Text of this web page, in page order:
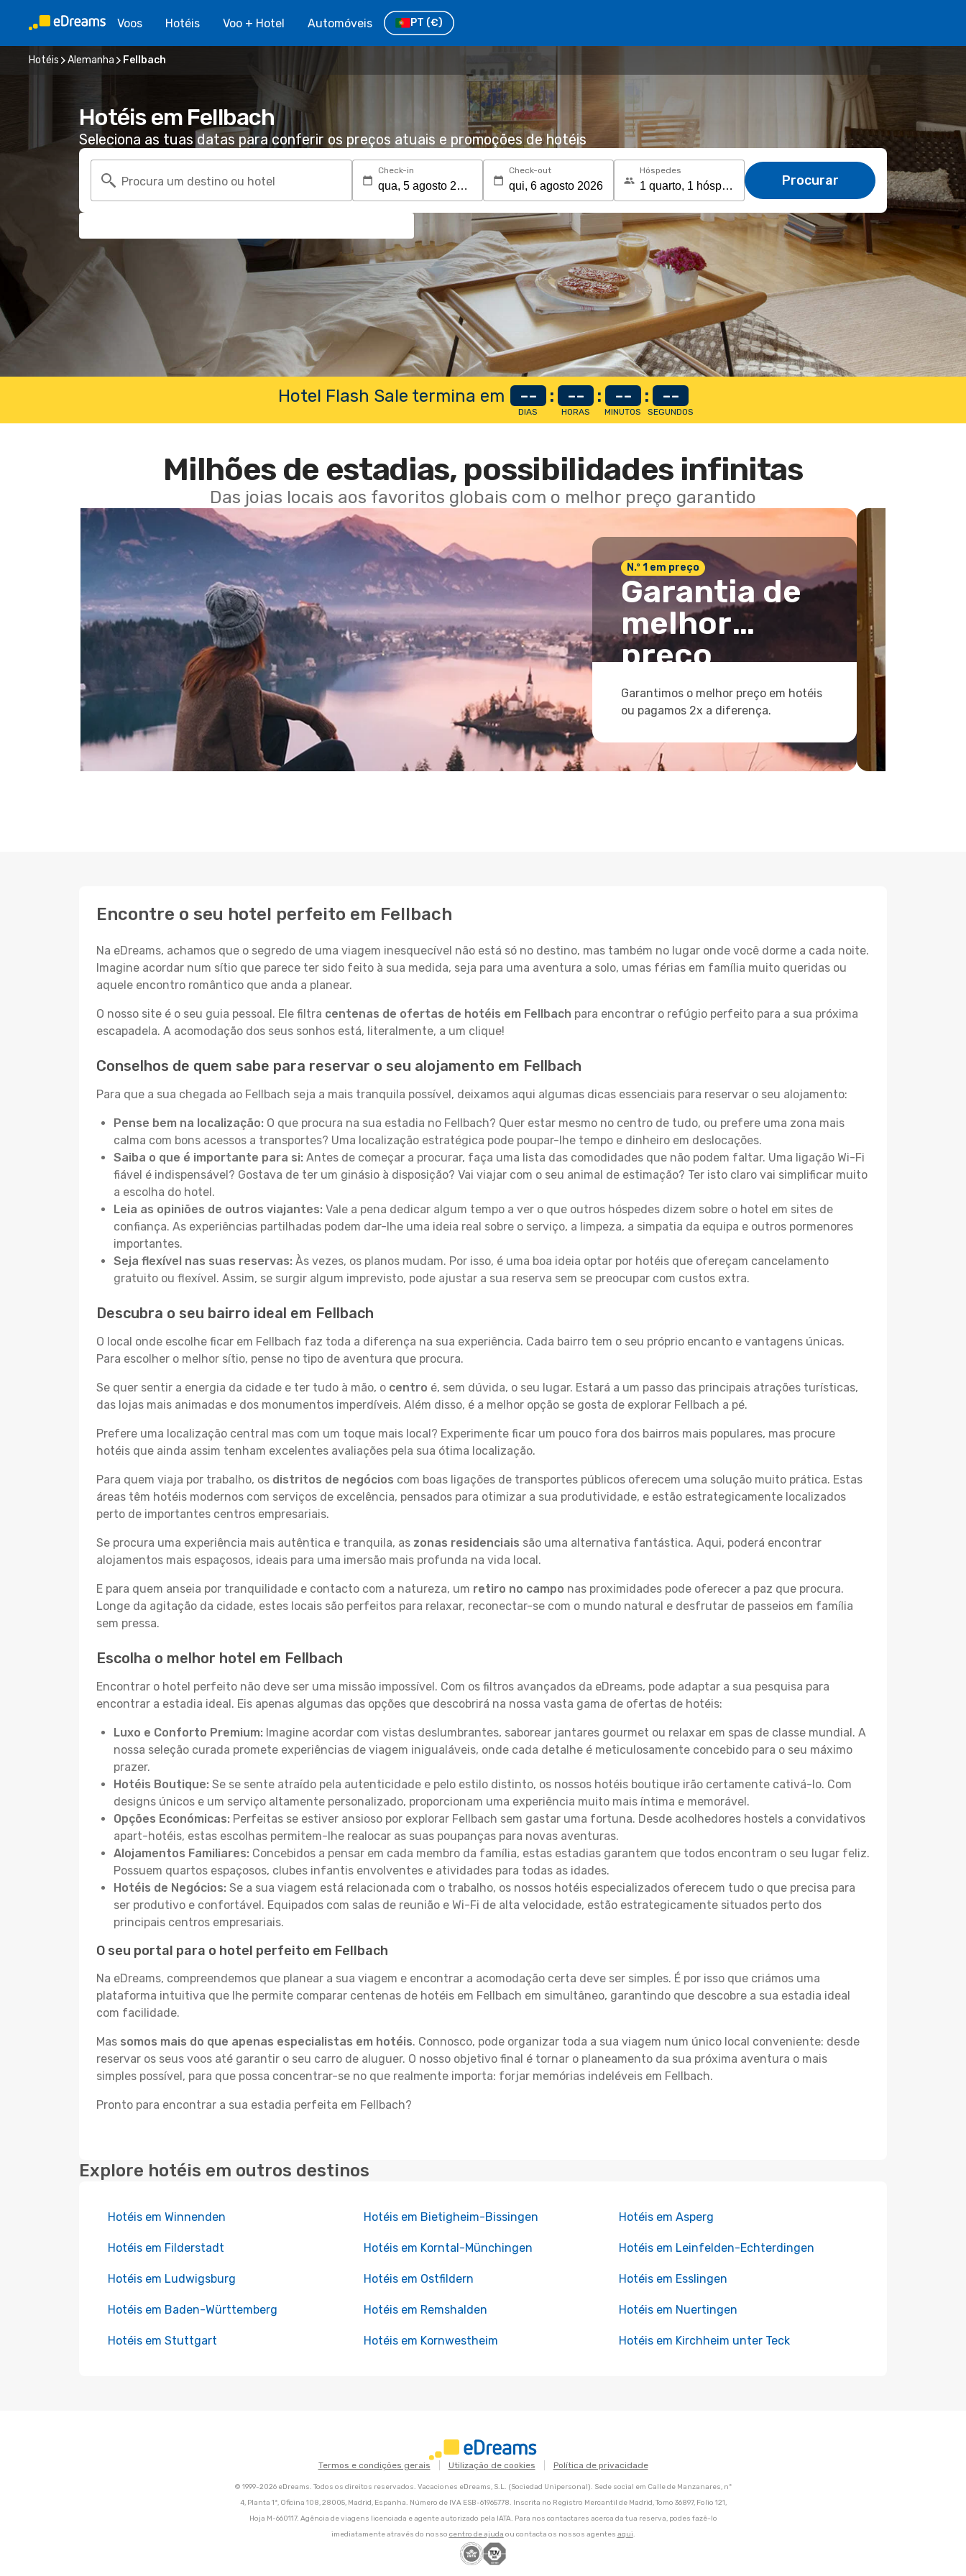
Voos Hotéis Voo + Hotel Automóveis PT (€)
Hotéis Alemanha Fellbach
Hotéis em Fellbach
Seleciona as tuas datas para conferir os preços atuais e promoções de hotéis
Procura um destino ou hotel
Check-in Check-out Hóspedes
Procurar
Hotel Flash Sale termina em --
DIAS
: --
HORAS
: --
MINUTOS
: --
SEGUNDOS
Milhões de estadias, possibilidades infinitas
Das joias locais aos favoritos globais com o melhor preço garantido
N.º 1 em preço
Garantia de
melhor
preço
Garantimos o melhor preço em hotéis
ou pagamos 2x a diferença.
Encontre o seu hotel perfeito em Fellbach
Na eDreams, achamos que o segredo de uma viagem inesquecível não está só no destino, mas também no lugar onde você dorme a cada noite.
Imagine acordar num sítio que parece ter sido feito à sua medida, seja para uma aventura a solo, umas férias em família muito queridas ou
aquele encontro romântico que anda a planear.
O nosso site é o seu guia pessoal. Ele filtra centenas de ofertas de hotéis em Fellbach para encontrar o refúgio perfeito para a sua próxima
escapadela. A acomodação dos seus sonhos está, literalmente, a um clique!
Conselhos de quem sabe para reservar o seu alojamento em Fellbach
Para que a sua chegada ao Fellbach seja a mais tranquila possível, deixamos aqui algumas dicas essenciais para reservar o seu alojamento:
Pense bem na localização: O que procura na sua estadia no Fellbach? Quer estar mesmo no centro de tudo, ou prefere uma zona mais
calma com bons acessos a transportes? Uma localização estratégica pode poupar-lhe tempo e dinheiro em deslocações.
Saiba o que é importante para si: Antes de começar a procurar, faça uma lista das comodidades que não podem faltar. Uma ligação Wi-Fi
fiável é indispensável? Gostava de ter um ginásio à disposição? Vai viajar com o seu animal de estimação? Ter isto claro vai simplificar muito
a escolha do hotel.
Leia as opiniões de outros viajantes: Vale a pena dedicar algum tempo a ver o que outros hóspedes dizem sobre o hotel em sites de
confiança. As experiências partilhadas podem dar-lhe uma ideia real sobre o serviço, a limpeza, a simpatia da equipa e outros pormenores
importantes.
Seja flexível nas suas reservas: Às vezes, os planos mudam. Por isso, é uma boa ideia optar por hotéis que ofereçam cancelamento
gratuito ou flexível. Assim, se surgir algum imprevisto, pode ajustar a sua reserva sem se preocupar com custos extra.
Descubra o seu bairro ideal em Fellbach
O local onde escolhe ficar em Fellbach faz toda a diferença na sua experiência. Cada bairro tem o seu próprio encanto e vantagens únicas.
Para escolher o melhor sítio, pense no tipo de aventura que procura.
Se quer sentir a energia da cidade e ter tudo à mão, o centro é, sem dúvida, o seu lugar. Estará a um passo das principais atrações turísticas,
das lojas mais animadas e dos monumentos imperdíveis. Além disso, é a melhor opção se gosta de explorar Fellbach a pé.
Prefere uma localização central mas com um toque mais local? Experimente ficar um pouco fora dos bairros mais populares, mas procure
hotéis que ainda assim tenham excelentes avaliações pela sua ótima localização.
Para quem viaja por trabalho, os distritos de negócios com boas ligações de transportes públicos oferecem uma solução muito prática. Estas
áreas têm hotéis modernos com serviços de excelência, pensados para otimizar a sua produtividade, e estão estrategicamente localizados
perto de importantes centros empresariais.
Se procura uma experiência mais autêntica e tranquila, as zonas residenciais são uma alternativa fantástica. Aqui, poderá encontrar
alojamentos mais espaçosos, ideais para uma imersão mais profunda na vida local.
E para quem anseia por tranquilidade e contacto com a natureza, um retiro no campo nas proximidades pode oferecer a paz que procura.
Longe da agitação da cidade, estes locais são perfeitos para relaxar, reconectar-se com o mundo natural e desfrutar de passeios em família
sem pressa.
Escolha o melhor hotel em Fellbach
Encontrar o hotel perfeito não deve ser uma missão impossível. Com os filtros avançados da eDreams, pode adaptar a sua pesquisa para
encontrar a estadia ideal. Eis apenas algumas das opções que descobrirá na nossa vasta gama de ofertas de hotéis:
Luxo e Conforto Premium: Imagine acordar com vistas deslumbrantes, saborear jantares gourmet ou relaxar em spas de classe mundial. A
nossa seleção curada promete experiências de viagem inigualáveis, onde cada detalhe é meticulosamente concebido para o seu máximo
prazer.
Hotéis Boutique: Se se sente atraído pela autenticidade e pelo estilo distinto, os nossos hotéis boutique irão certamente cativá-lo. Com
designs únicos e um serviço altamente personalizado, proporcionam uma experiência muito mais íntima e memorável.
Opções Económicas: Perfeitas se estiver ansioso por explorar Fellbach sem gastar uma fortuna. Desde acolhedores hostels a convidativos
apart-hotéis, estas escolhas permitem-lhe realocar as suas poupanças para novas aventuras.
Alojamentos Familiares: Concebidos a pensar em cada membro da família, estas estadias garantem que todos encontram o seu lugar feliz.
Possuem quartos espaçosos, clubes infantis envolventes e atividades para todas as idades.
Hotéis de Negócios: Se a sua viagem está relacionada com o trabalho, os nossos hotéis especializados oferecem tudo o que precisa para
ser produtivo e confortável. Equipados com salas de reunião e Wi-Fi de alta velocidade, estão estrategicamente situados perto dos
principais centros empresariais.
O seu portal para o hotel perfeito em Fellbach
Na eDreams, compreendemos que planear a sua viagem e encontrar a acomodação certa deve ser simples. É por isso que criámos uma
plataforma intuitiva que lhe permite comparar centenas de hotéis em Fellbach em simultâneo, garantindo que descobre a sua estadia ideal
com facilidade.
Mas somos mais do que apenas especialistas em hotéis. Connosco, pode organizar toda a sua viagem num único local conveniente: desde
reservar os seus voos até garantir o seu carro de aluguer. O nosso objetivo final é tornar o planeamento da sua próxima aventura o mais
simples possível, para que possa concentrar-se no que realmente importa: forjar memórias indeléveis em Fellbach.
Pronto para encontrar a sua estadia perfeita em Fellbach?
Explore hotéis em outros destinos
Hotéis em Winnenden Hotéis em Bietigheim-Bissingen Hotéis em Asperg
Hotéis em Filderstadt Hotéis em Korntal-Münchingen Hotéis em Leinfelden-Echterdingen
Hotéis em Ludwigsburg Hotéis em Ostfildern Hotéis em Esslingen
Hotéis em Baden-Württemberg Hotéis em Remshalden Hotéis em Nuertingen
Hotéis em Stuttgart Hotéis em Kornwestheim Hotéis em Kirchheim unter Teck
Termos e condições gerais Utilização de cookies Política de privacidade
© 1999-2026 eDreams. Todos os direitos reservados. Vacaciones eDreams, S.L. (Sociedad Unipersonal). Sede social em Calle de Manzanares, nº
4, Planta 1ª, Oficina 108, 28005, Madrid, Espanha. Número de IVA ESB-61965778. Inscrita no Registro Mercantil de Madrid, Tomo 36897, Folio 121,
Hoja M-660117. Agência de viagens licenciada e agente autorizado pela IATA. Para nos contactares acerca da tua reserva, podes fazê-lo
imediatamente através do nosso centro de ajuda ou contacta os nossos agentes aqui.